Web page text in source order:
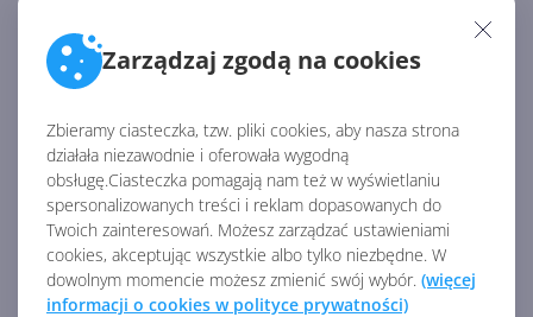
Zarządzaj zgodą na cookies
Zbieramy ciasteczka, tzw. pliki cookies, aby nasza strona
działała niezawodnie i oferowała wygodną
obsługę.Ciasteczka pomagają nam też w wyświetlaniu
spersonalizowanych treści i reklam dopasowanych do
Twoich zainteresowań. Możesz zarządzać ustawieniami
cookies, akceptując wszystkie albo tylko niezbędne. W
dowolnym momencie możesz zmienić swój wybór. (więcej
informacji o cookies w polityce prywatności)
GitHub - czym jest i jak z niego
korzystać? Część 1